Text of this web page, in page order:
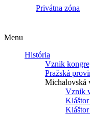
Privátna zóna
Menu
História
Vznik
Pražská
Michalovská
Vznik